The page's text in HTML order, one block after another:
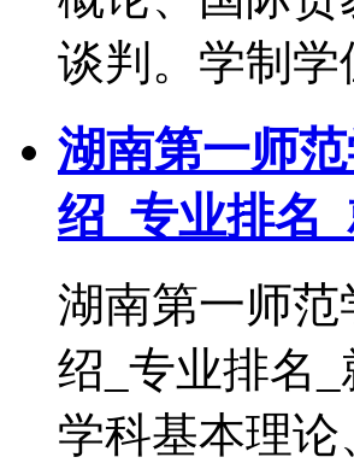
谈判。学制
湖南第一师
绍_专业排名
湖南第一师
绍_专业排名
学科基本理